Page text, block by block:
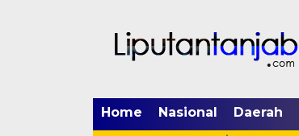
Home Nasional Daerah